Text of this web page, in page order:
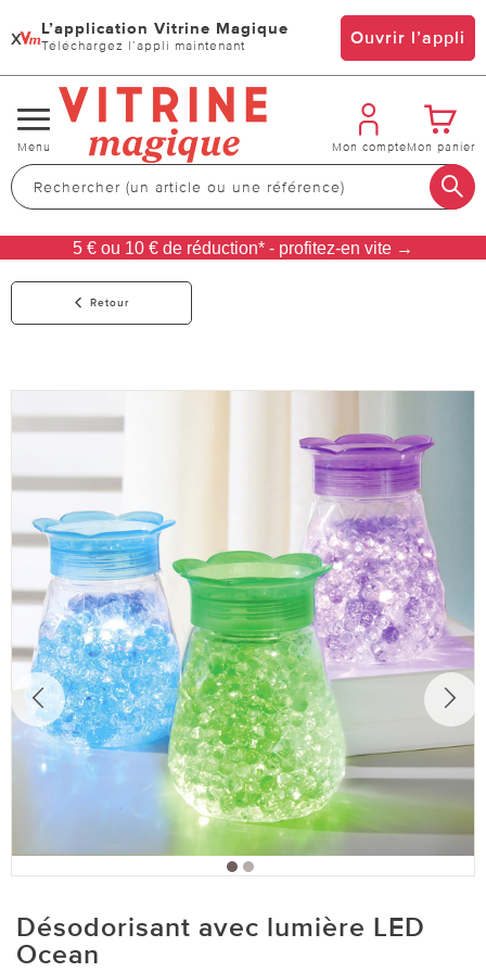
x L’application Vitrine Magique
Téléchargez l’appli maintenant Ouvrir l’appli
Changer
de
navigation
Menu Mon compteMon panier
5 € ou 10 € de réduction* - profitez-en vite →
Retour
Désodorisant avec lumière LED
Ocean